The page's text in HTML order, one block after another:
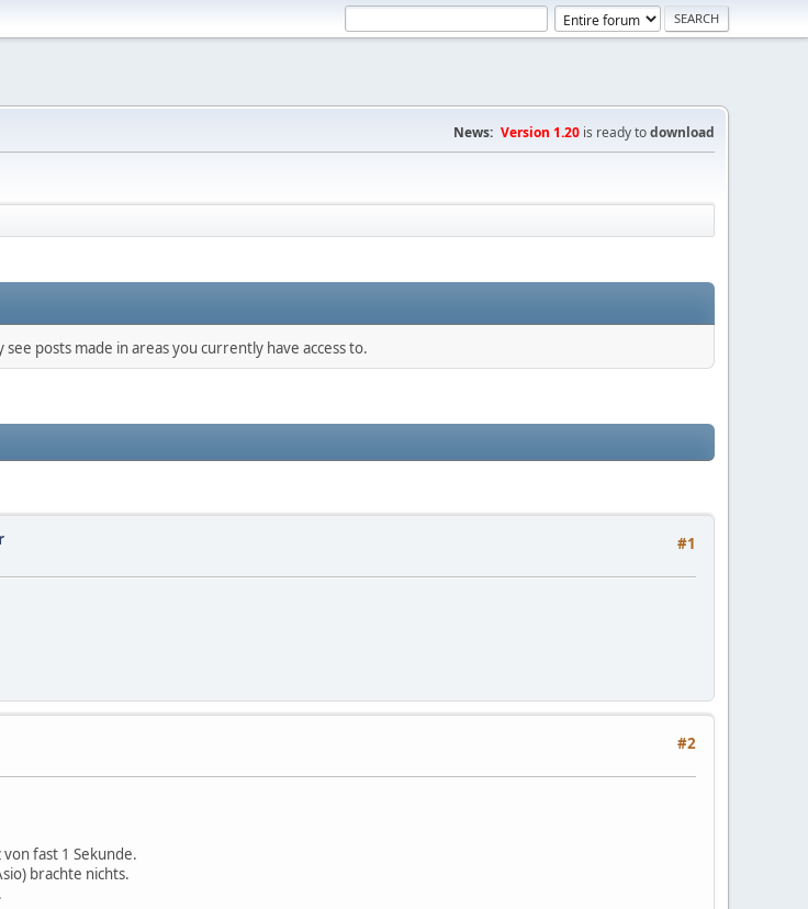
News: Version 1.20 is ready todownload
posts made in areas you currently have access to.
#1
#2
fast 1 Sekunde.
brachte nichts.